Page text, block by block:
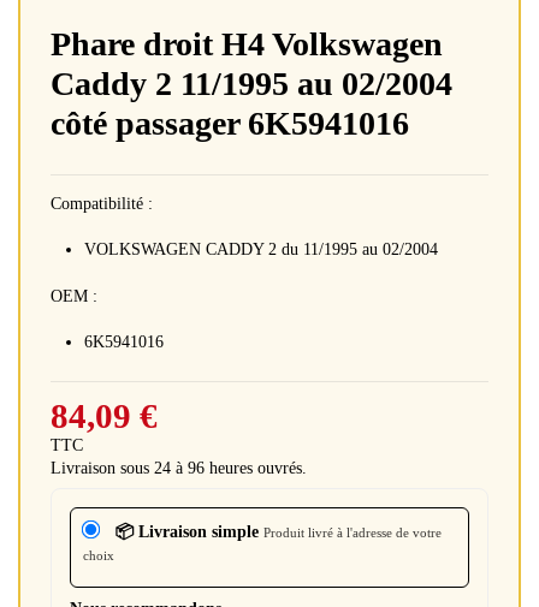
Phare droit H4 Volkswagen
Caddy 2 11/1995 au 02/2004
côté passager 6K5941016
Compatibilité :
VOLKSWAGEN CADDY 2 du 11/1995 au 02/2004
OEM :
6K5941016
84,09 €
TTC
Livraison sous 24 à 96 heures ouvrés.
📦 Livraison simple Produit livré à l'adresse de votre
choix